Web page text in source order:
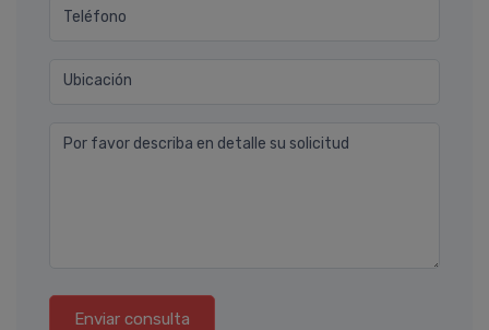
Teléfono
Ubicación
Por favor describa en detalle su solicitud
Enviar consulta